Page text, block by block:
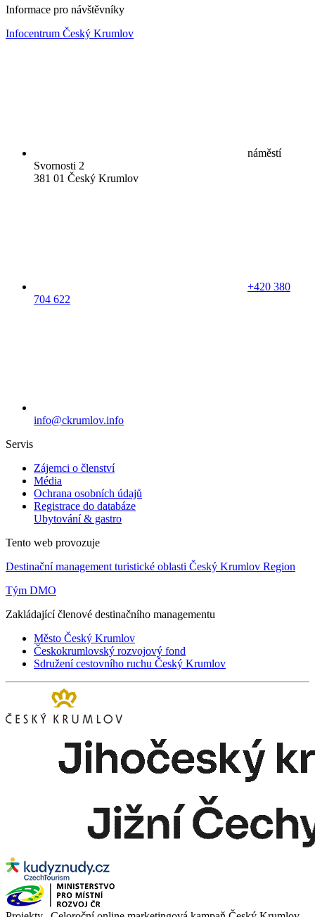
Informace pro návštěvníky
Infocentrum Český Krumlov
náměstí
Svornosti 2
381 01 Český Krumlov
+420 380
704 622
info@ckrumlov.info
Servis
Zájemci o členství
Média
Ochrana osobních údajů
Registrace do databáze
Ubytování & gastro
Tento web provozuje
Destinační management turistické oblasti Český Krumlov Region
Tým DMO
Zakládající členové destinačního managementu
Město Český Krumlov
Českokrumlovský rozvojový fond
Sdružení cestovního ruchu Český Krumlov